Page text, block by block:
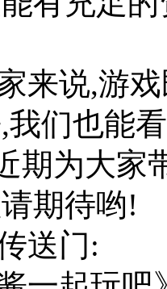
来说,游
我们也能
期为大家
期待哟!
送门: